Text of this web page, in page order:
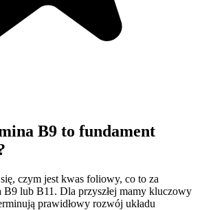
B9 to fundament
czym jest kwas foliowy, co to za
lub B11. Dla przyszłej mamy kluczowy
prawidłowy rozwój układu